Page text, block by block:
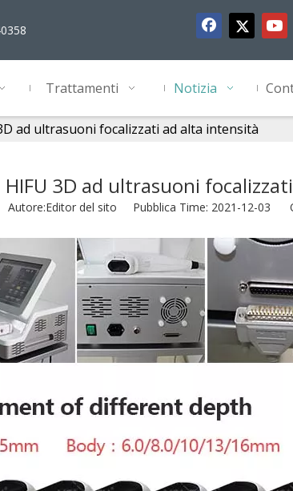
Trattamenti Notizia
ad ultrasuoni focalizzati ad alta intensità
HIFU 3D ad ultrasuoni
Autore:Editor del sito Pubblica Time: 2021-12-03